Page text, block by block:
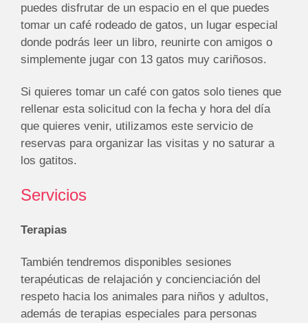
puedes disfrutar de un espacio en el que puedes
tomar un café rodeado de gatos, un lugar especial
donde podrás leer un libro, reunirte con amigos o
simplemente jugar con 13 gatos muy cariñosos.
Si quieres tomar un café con gatos solo tienes que
rellenar esta solicitud con la fecha y hora del día
que quieres venir, utilizamos este servicio de
reservas para organizar las visitas y no saturar a
los gatitos.
Servicios
Terapias
También tendremos disponibles sesiones
terapéuticas de relajación y concienciación del
respeto hacia los animales para niños y adultos,
además de terapias especiales para personas